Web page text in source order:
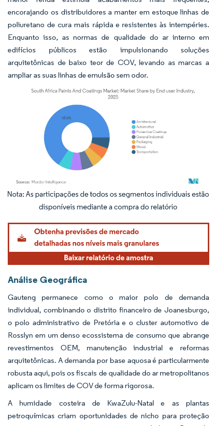
encorajando os distribuidores a manter em estoque linhas de
poliuretano de cura mais rápida e resistentes às intempéries.
Enquanto isso, as normas de qualidade do ar interno em
edifícios públicos estão impulsionando soluções
arquitetônicas de baixo teor de COV, levando as marcas a
ampliar as suas linhas de emulsão sem odor.
Imagem © Mordor Intelligence. O reuso requer atribuição conforme CC BY 4.0.
Análise Geográfica
Gauteng permanece como o maior polo de demanda
individual, combinando o distrito financeiro de Joanesburgo,
o polo administrativo de Pretória e o cluster automotivo de
Rosslyn em um denso ecossistema de consumo que abrange
revestimentos OEM, manutenção industrial e reformas
arquitetônicas. A demanda por base aquosa é particularmente
robusta aqui, pois os fiscais de qualidade do ar metropolitanos
aplicam os limites de COV de forma rigorosa.
A humidade costeira de KwaZulu-Natal e as plantas
petroquímicas criam oportunidades de nicho para proteção